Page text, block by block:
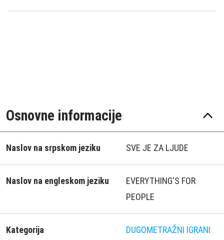
Osnovne informacije
Naslov na srpskom jeziku SVE JE ZA LJUDE
Naslov na engleskom jeziku
EVERYTHING'S FOR
PEOPLE
Kategorija
DUGOMETRAŽNI IGRANI